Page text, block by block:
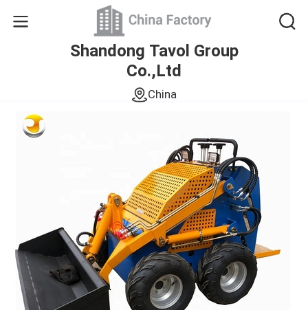
Shandong Tavol Group
Co.,Ltd
China